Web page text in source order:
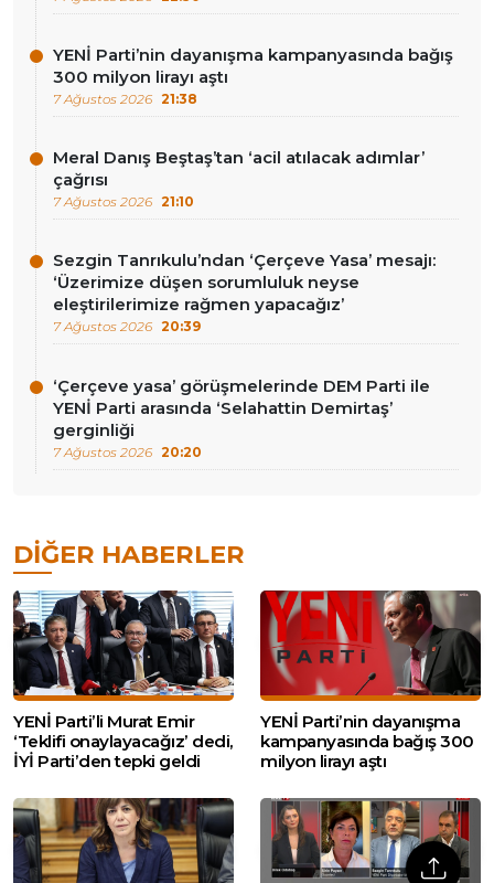
YENİ Parti’nin dayanışma kampanyasında bağış
300 milyon lirayı aştı
7 Ağustos 2026 21:38
Meral Danış Beştaş’tan ‘acil atılacak adımlar’
çağrısı
7 Ağustos 2026 21:10
Sezgin Tanrıkulu’ndan ‘Çerçeve Yasa’ mesajı:
‘Üzerimize düşen sorumluluk neyse
eleştirilerimize rağmen yapacağız’
7 Ağustos 2026 20:39
‘Çerçeve yasa’ görüşmelerinde DEM Parti ile
YENİ Parti arasında ‘Selahattin Demirtaş’
gerginliği
7 Ağustos 2026 20:20
DIĞER HABERLER
YENİ Parti’li Murat Emir
‘Teklifi onaylayacağız’ dedi,
İYİ Parti’den tepki geldi
YENİ Parti’nin dayanışma
kampanyasında bağış 300
milyon lirayı aştı